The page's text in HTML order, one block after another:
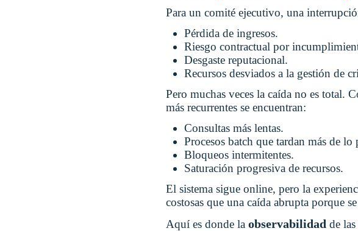
Para un comité ejecutivo, una
Pérdida de ingresos.
Riesgo contractual por
Desgaste reputacional.
Recursos desviados a la gestión de
Pero muchas veces la caída no es total.
más recurrentes se encuentran:
Consultas más lentas.
Procesos batch que tardan más de lo
Bloqueos intermitentes.
Saturación progresiva de recursos.
El sistema sigue online, pero la
costosas que una caída abrupta porque
Aquí es donde la observabilidad de